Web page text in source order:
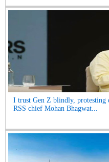
I trust Gen Z blindly, protesting
RSS chief Mohan Bhagwat...